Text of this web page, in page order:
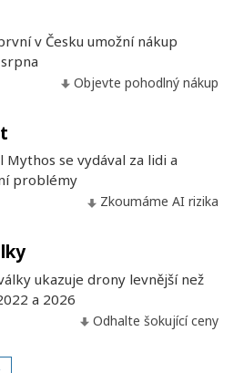
v Česku umožní nákup
Objevte pohodlný nákup
se vydával za lidi a
problémy
Zkoumáme AI rizika
ukazuje drony levnější než
a 2026
Odhalte šokující ceny